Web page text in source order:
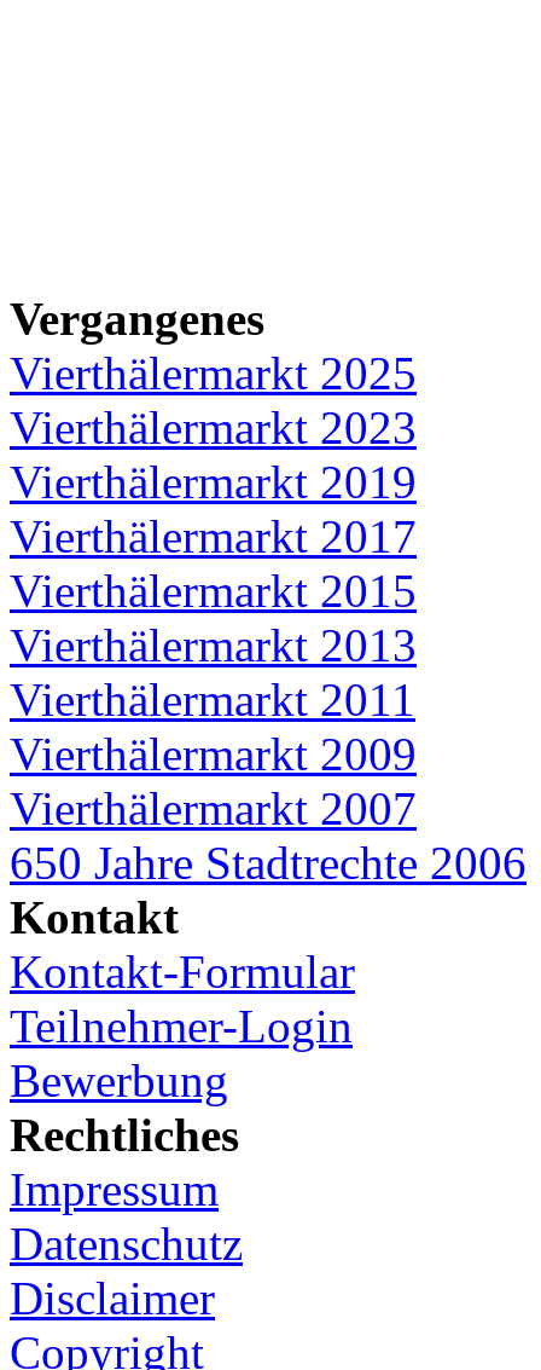
Vergangenes
Vierthälermarkt 2025
Vierthälermarkt 2023
Vierthälermarkt 2019
Vierthälermarkt 2017
Vierthälermarkt 2015
Vierthälermarkt 2013
Vierthälermarkt 2011
Vierthälermarkt 2009
Vierthälermarkt 2007
650 Jahre Stadtrechte 2006
Kontakt
Kontakt-Formular
Teilnehmer-Login
Bewerbung
Rechtliches
Impressum
Datenschutz
Disclaimer
Copyright